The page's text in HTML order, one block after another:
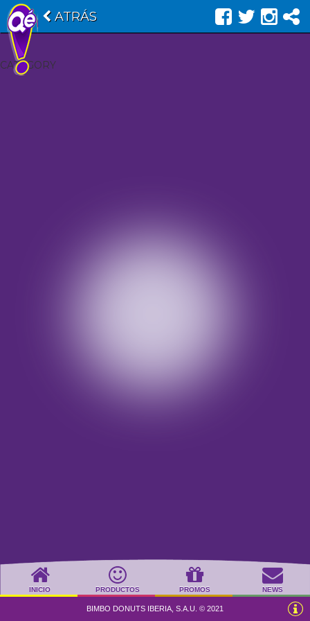
ATRÁS
CATEGORY
INICIO PRODUCTOS PROMOS NEWS
BIMBO DONUTS IBERIA, S.A.U. © 2021